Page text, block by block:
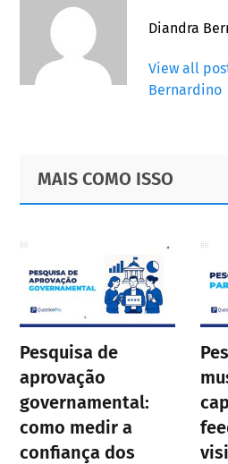
Diandra
View all
Bernardino
Primary
Sidebar
Footer
MAIS COMO ISSO
Pesquisa de
aprovação
governamental:
como medir a
confiança dos